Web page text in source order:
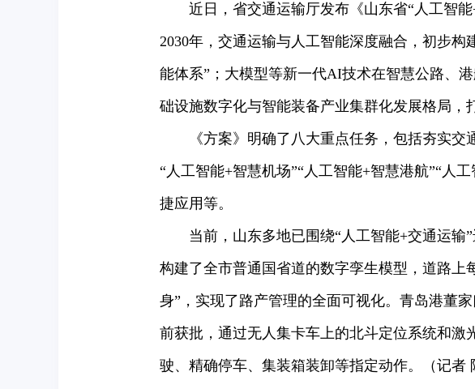
近日，省交通运输厅发布《山东省“人工智能
2030年，交通运输与人工智能深度融合，初步
能体系”；大模型等新一代AI技术在智慧公路、
础设施数字化与智能装备产业集群化发展格局，
《方案》明确了八大重点任务，包括夯实交
“人工智能+智慧机场”“人工智能+智慧港航”“人
捷应用等。
当前，山东多地已围绕“人工智能+交通运输”
构建了全市普通国省道的数字孪生模型，道路
身”，实现了路产管理的全面可视化。青岛港董
前获批，通过无人集卡车上的北斗定位系统和
驶、精确停车、集装箱装卸等指定动作。（记者